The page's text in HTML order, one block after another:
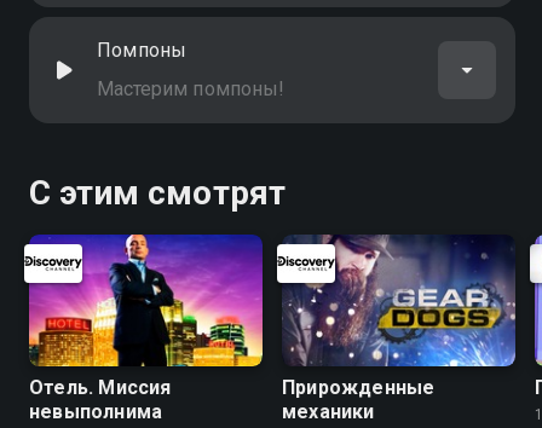
Помпоны
Мастерим помпоны!
С этим смотрят
Отель. Миссия
невыполнима
Прирожденные
механики